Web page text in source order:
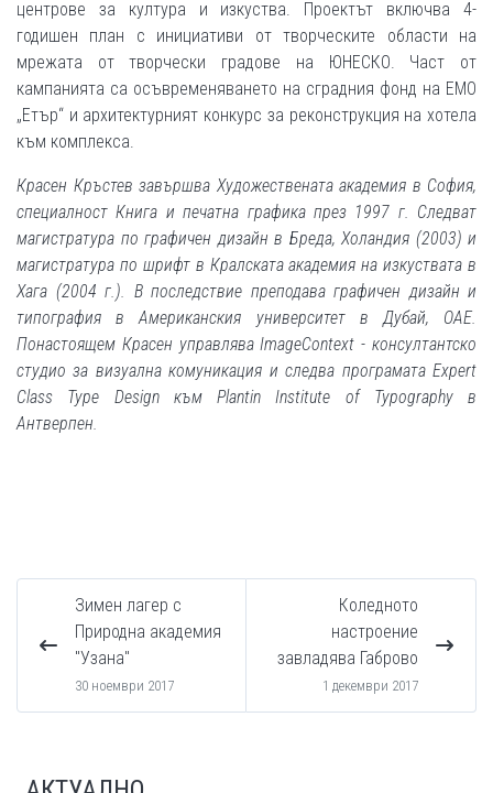
центрове за култура и изкуства. Проектът включва 4-
годишен план с инициативи от творческите области на
мрежата от творчески градове на ЮНЕСКО. Част от
кампанията са осъвременяването на сградния фонд на ЕМО
„Етър“ и архитектурният конкурс за реконструкция на хотела
към комплекса.
Красен Кръстев завършва Художествената академия в София,
специалност Книга и печатна графика през 1997 г. Следват
магистратура по графичен дизайн в Бреда, Холандия (2003) и
магистратура по шрифт в Кралската академия на изкуствата в
Хага (2004 г.). В последствие преподава графичен дизайн и
типография в Американския университет в Дубай, ОАЕ.
Понастоящем Красен управлява ImageContext - консултантско
студио за визуална комуникация и следва програмата Expert
Class Type Design към Plantin Institute of Typography в
Антверпен.
Зимен лагер с
Природна академия
"Узана"
30 ноември 2017
Коледното
настроение
завладява Габрово
1 декември 2017